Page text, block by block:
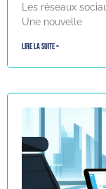
Les réseaux
Une nouvelle
Lire la suite »